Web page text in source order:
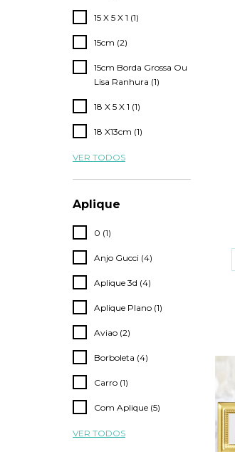
15 X 5 X 1 (1)
15cm (2)
15cm Borda Grossa Ou
Lisa Ranhura (1)
18 X 5 X 1 (1)
18 X13cm (1)
VER TODOS
Aplique
0 (1)
Anjo Gucci (4)
Aplique 3d (4)
Aplique Plano (1)
Aviao (2)
Borboleta (4)
Carro (1)
Com Aplique (5)
VER TODOS